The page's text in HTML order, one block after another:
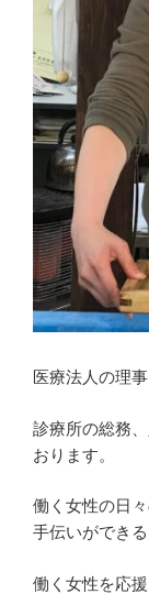
医療法人の理
診療所の総務
おります。
働く女性の日
手伝いができ
働く女性を応